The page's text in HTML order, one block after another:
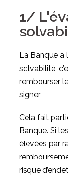
1/
La Banque a
solvabilité,
rembourser
signer
Cela fait
Banque. Si
élevées par
risque